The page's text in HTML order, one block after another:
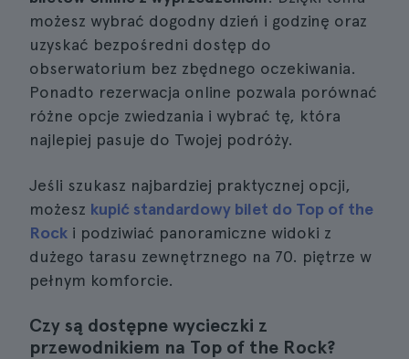
możesz wybrać dogodny dzień i godzinę oraz
uzyskać bezpośredni dostęp do
obserwatorium bez zbędnego oczekiwania.
Ponadto rezerwacja online pozwala porównać
różne opcje zwiedzania i wybrać tę, która
najlepiej pasuje do Twojej podróży.
Jeśli szukasz najbardziej praktycznej opcji,
możesz kupić standardowy bilet do Top of the
Rock i podziwiać panoramiczne widoki z
dużego tarasu zewnętrznego na 70. piętrze w
pełnym komforcie.
Czy są dostępne wycieczki z
przewodnikiem na Top of the Rock?